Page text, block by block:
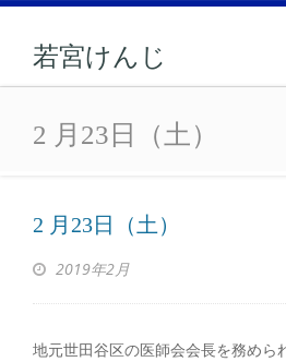
若宮けんじ
2 月23日（土）
2 月23日（土）
2 月23日（土）
2019年2月
地元世田谷区の医師会会長を務めら